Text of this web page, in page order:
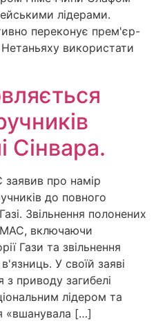
лідерами.
переконує прем'єр-
Нетаньяху використати
Сінвара.
про намір
до повного
Звільнення полонених
включаючи
Гази та звільнення
У своїй заяві
приводу загибелі
лідером та
«вшанувала […]